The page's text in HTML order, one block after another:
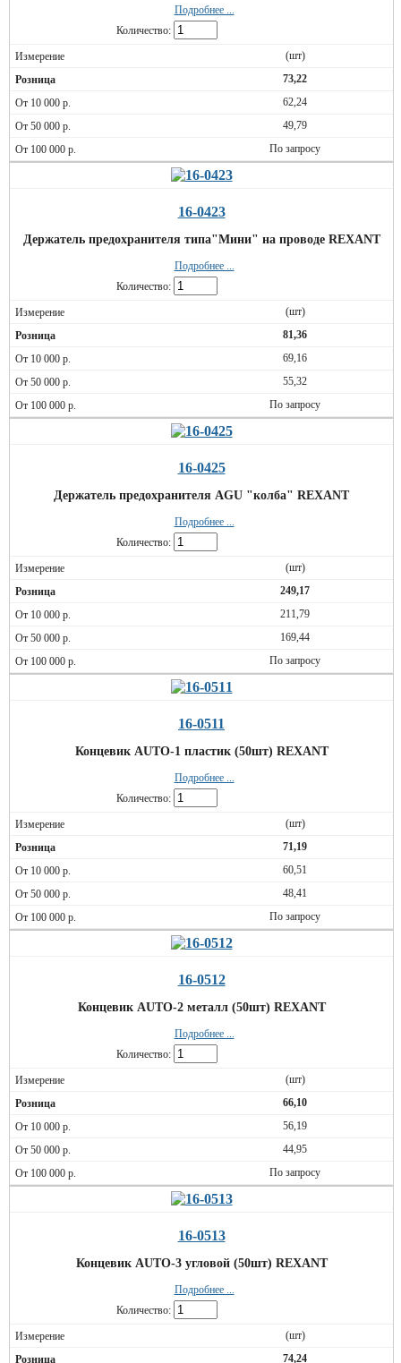
Подробнее ...
Количество:
(шт)
73,22
62,24
49,79
По запросу
16-0423
Держатель предохранителя типа"Мини" на проводе REXANT
Подробнее ...
Количество:
(шт)
81,36
69,16
55,32
По запросу
16-0425
Держатель предохранителя AGU "колба" REXANT
Подробнее ...
Количество:
(шт)
249,17
211,79
169,44
По запросу
16-0511
Концевик AUTO-1 пластик (50шт) REXANT
Подробнее ...
Количество:
(шт)
71,19
60,51
48,41
По запросу
16-0512
Концевик AUTO-2 металл (50шт) REXANT
Подробнее ...
Количество:
(шт)
66,10
56,19
44,95
По запросу
16-0513
Концевик AUTO-3 угловой (50шт) REXANT
Подробнее ...
Количество:
(шт)
74,24